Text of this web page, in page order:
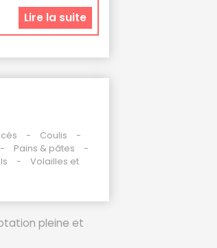
Lire la suite
Coulis
Pains & pâtes
Volailles et
pleine et